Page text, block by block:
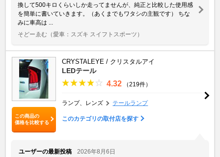
換して500キロくらいしか走ってませんが、純正と比較した使用感
を簡単に書いていきます。（あくまでもワタシの主観です） ちな
みに車高は ...
そどーゑむ （愛車：スズキ スイフトスポーツ）
この商品の
価格を比較する
CRYSTALEYE / クリスタルアイ
LEDテール
4.32 （219件）
ランプ、レンズ テールランプ
このカテゴリの取付店を探す
ユーザーの最新投稿
2026年8月6日